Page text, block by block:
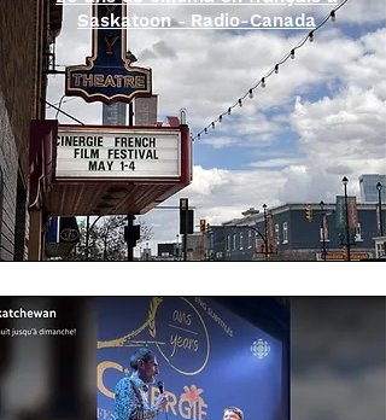
Saskatoon- Radio-Canada